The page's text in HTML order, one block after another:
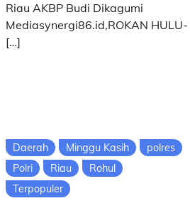
Riau AKBP Budi Dikagumi
Mediasynergi86.id,ROKAN HULU-
[…]
Daerah Minggu Kasih
polres
Polri
Riau
Rohul
Terpopuler